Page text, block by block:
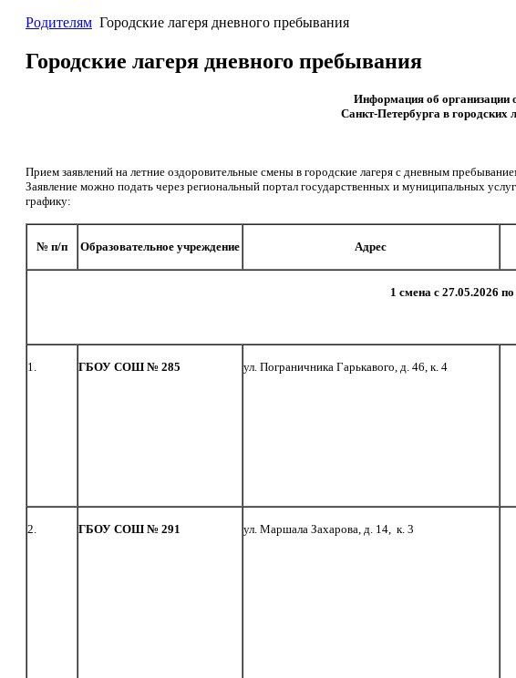
Родителям Городские лагеря дневного пребывания
Городские лагеря дневного пребывания
Информация об организации
Санкт-Петербурга в
Прием заявлений на летние оздоровительные смены в городские лагеря с дневным
Заявление можно подать через региональный портал государственных и муниципальных
графику:
№ п/п Образовательное учреждение Адрес
1 смена с 27.05.2026
1. ГБОУ СОШ № 285 ул. Пограничника Гарькавого, д. 46, к. 4
2. ГБОУ СОШ № 291 ул. Маршала Захарова, д. 14, к. 3